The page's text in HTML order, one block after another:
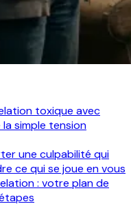
toxique avec
simple tension
une culpabilité qui
ce qui se joue en vous
: votre plan de